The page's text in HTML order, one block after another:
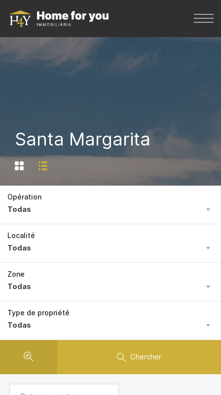
Santa Margarita
Opération
Todas
Localité
Todas
Zone
Todas
Type de propriété
Todas
Chercher